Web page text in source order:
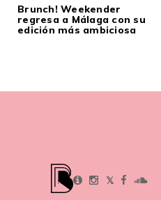
Brunch! Weekender
regresa a Málaga con su
edición más ambiciosa
𝕏